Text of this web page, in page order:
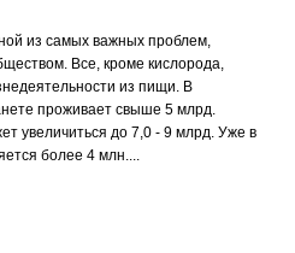
из самых важных проблем,
Все, кроме кислорода,
из пищи. В
проживает свыше 5 млрд.
увеличиться до 7,0 - 9 млрд. Уже в
более 4 млн....